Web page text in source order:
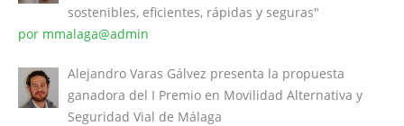
sostenibles, eficientes, rápidas y seguras"
por mmalaga@admin
Alejandro Varas Gálvez presenta la propuesta
ganadora del I Premio en Movilidad Alternativa y
Seguridad Vial de Málaga